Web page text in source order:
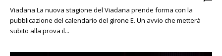
Viadana La nuova stagione del Viadana prende forma con la
pubblicazione del calendario del girone E. Un avvio che metterà
subito alla prova il...